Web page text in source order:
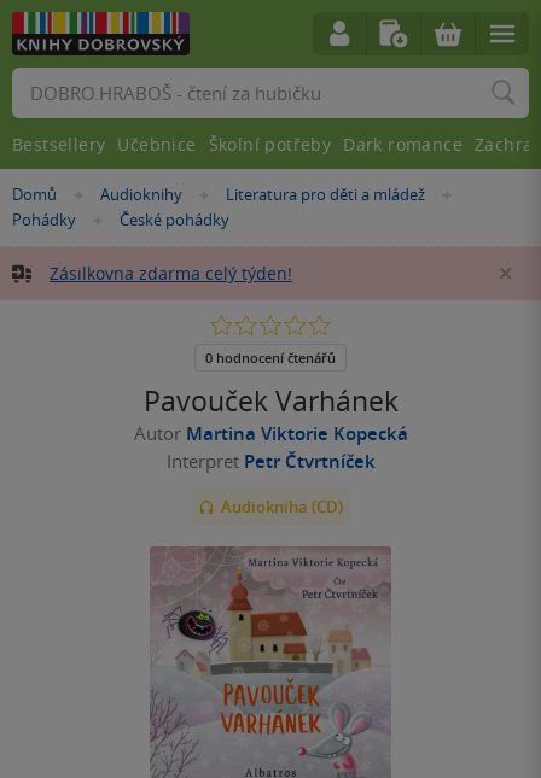
Nacházíte
se
Domů »Audioknihy »Literatura pro děti a mládež
Pohádky »
České pohádky
Zásilkovna zdarma celý týden!
Pavouček Varhánek
Autor Martina Viktorie Kopecká
Interpret Petr Čtvrtníček
Audiokniha (CD)
0.0
5
0 hodnocení čtenářů
Vyhledávání
Bestsellery Učebnice Školní potřeby Dark romance